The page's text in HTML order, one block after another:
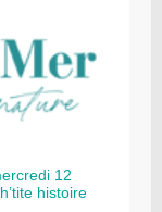
12
histoire